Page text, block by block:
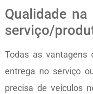
Qualidade
serviço/
Todas as vantagens
entrega no serviço
precisa de veículos